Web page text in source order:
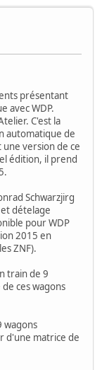
présentant
avec WDP.
C'est la
automatique de
version de ce
édition, il prend
Schwarzjirg
dételage
pour WDP
2015 en
ZNF).
train de 9
ces wagons
wagons
d'une matrice de